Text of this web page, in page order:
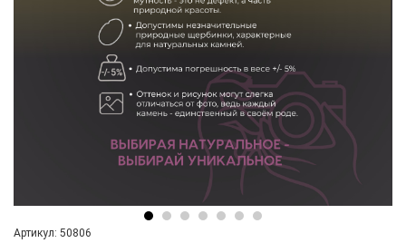
Артикул: 50806